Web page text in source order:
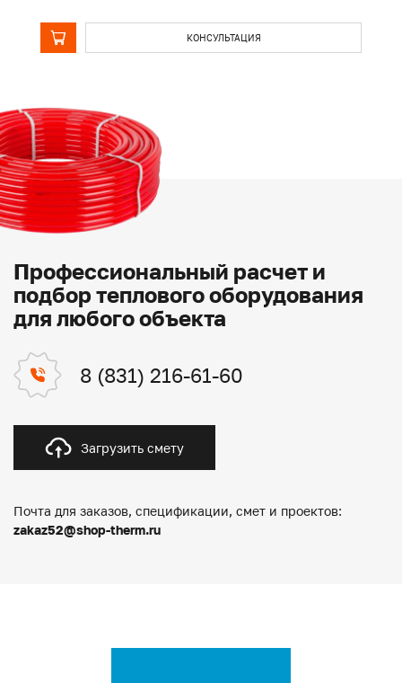
КОНСУЛЬТАЦИЯ
Профессиональный расчет и
подбор теплового оборудования
для любого объекта
8 (831) 216-61-60
Загрузить смету
Почта для заказов, спецификации, смет и проектов:
zakaz52@shop-therm.ru